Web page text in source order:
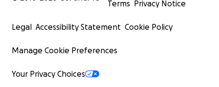
Terms Privacy Notice
Legal Accessibility Statement Cookie Policy
Manage Cookie Preferences
Your Privacy Choices